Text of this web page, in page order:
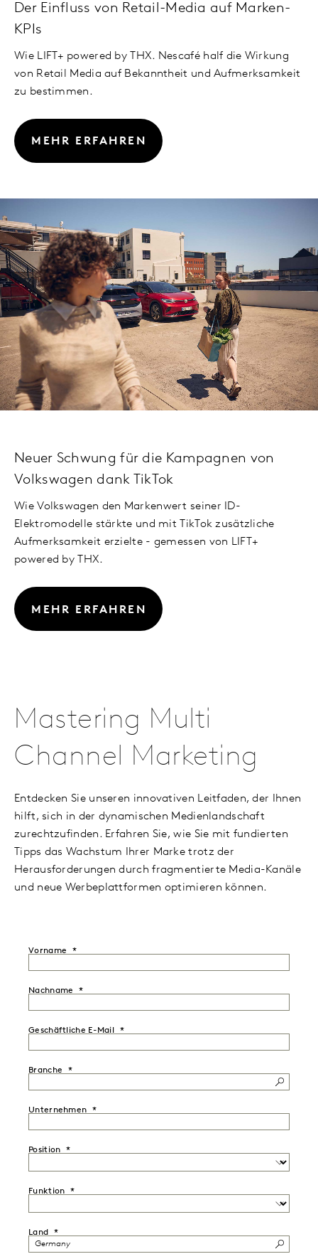
Der Einfluss von Retail-Media auf Marken-
KPIs
Wie LIFT+ powered by THX. Nescafé half die Wirkung
von Retail Media auf Bekanntheit und Aufmerksamkeit
zu bestimmen.
MEHR ERFAHREN
Neuer Schwung für die Kampagnen von
Volkswagen dank TikTok
Wie Volkswagen den Markenwert seiner ID-
Elektromodelle stärkte und mit TikTok zusätzliche
Aufmerksamkeit erzielte - gemessen von LIFT+
powered by THX.
MEHR ERFAHREN
Mastering Multi
Channel Marketing
Entdecken Sie unseren innovativen Leitfaden, der Ihnen
hilft, sich in der dynamischen Medienlandschaft
zurechtzufinden. Erfahren Sie, wie Sie mit fundierten
Tipps das Wachstum Ihrer Marke trotz der
Herausforderungen durch fragmentierte Media-Kanäle
und neue Werbeplattformen optimieren können.
Vorname
Nachname
Geschäftliche E-Mail
Branche
Unternehmen
Position
Funktion
Land